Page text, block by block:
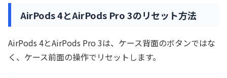
AirPods 4とAirPods Pro 3のリセット方法
AirPods 4とAirPods Pro 3は、ケース背面のボタンではな
く、ケース前面の操作でリセットします。